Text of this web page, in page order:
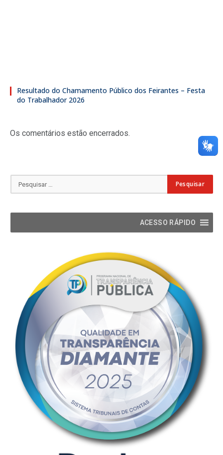
Resultado do Chamamento Público dos Feirantes – Festa
do Trabalhador 2026
Os comentários estão encerrados.
ACESSO RÁPIDO